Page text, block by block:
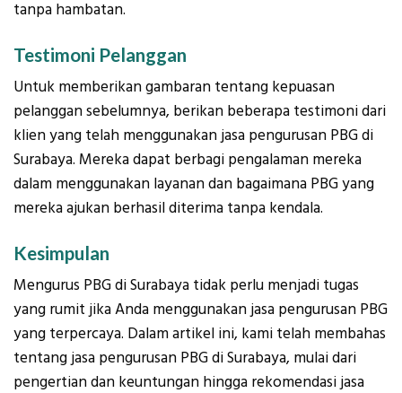
tanpa hambatan.
Testimoni Pelanggan
Untuk memberikan gambaran tentang kepuasan
pelanggan sebelumnya, berikan beberapa testimoni dari
klien yang telah menggunakan jasa pengurusan PBG di
Surabaya. Mereka dapat berbagi pengalaman mereka
dalam menggunakan layanan dan bagaimana PBG yang
mereka ajukan berhasil diterima tanpa kendala.
Kesimpulan
Mengurus PBG di Surabaya tidak perlu menjadi tugas
yang rumit jika Anda menggunakan jasa pengurusan PBG
yang terpercaya. Dalam artikel ini, kami telah membahas
tentang jasa pengurusan PBG di Surabaya, mulai dari
pengertian dan keuntungan hingga rekomendasi jasa